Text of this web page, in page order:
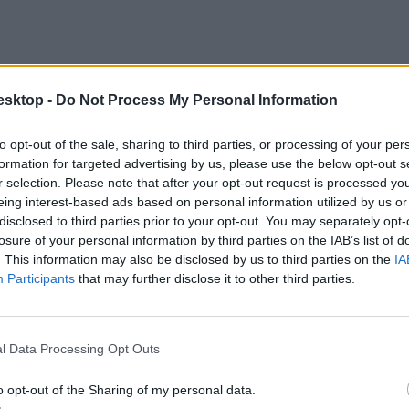
- Do Not Process My Personal Information
opt-out of the sale, sharing to third parties, or processing of your
for targeted advertising by us, please use the below opt-out
selection. Please note that after your opt-out request is processed
interest-based ads based on personal information utilized by us
to third parties prior to your opt-out. You may separately
of your personal information by third parties on the IAB’s list of
This information may also be disclosed by us to third parties on the
Participants that may further disclose it to other third parties.
Data Processing Opt Outs
opt-out of the Sharing of my personal data.
az ösztöndíj felét vissza kell fizetnetek. Amennyiben viszont a